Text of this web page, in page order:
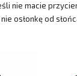
nie macie
osłonkę od